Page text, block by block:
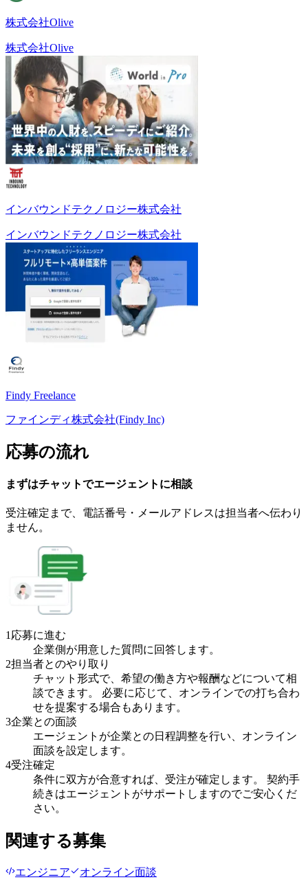
株式会社Olive
株式会社Olive
インバウンドテクノロジー株式会社
インバウンドテクノロジー株式会社
Findy Freelance
ファインディ株式会社(Findy Inc)
応募の流れ
まずはチャットでエージェント に相談
受注確定まで、 電話番号・メールアドレスは担当者へ伝わり
ません。
1応募に進む
企業側が用意した質問に回答します。
2担当者とのやり取り
チャット形式で、希望の働き方や報酬などについて相
談できます。 必要に応じて、オンラインでの打ち合わ
せを提案する場合もあります。
3企業との面談
エージェントが企業との日程調整を行い、オンライン
面談を設定します。
4受注確定
条件に双方が合意すれば、受注が確定します。 契約手
続きはエージェントがサポートしますのでご安心くだ
さい。
関連する募集
エンジニア オンライン面談